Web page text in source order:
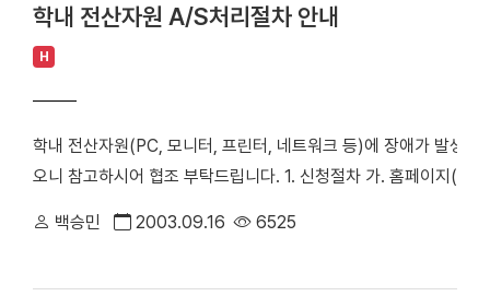
학내 전산자원 A/S처리절차 안내
H
학내 전산자원(PC, 모니터, 프린터, 네트워크 등)에 장애가 발생
오니 참고하시어 협조 부탁드립니다. 1. 신청절차 가. 홈페이지
리신청. ※ 단, 수리신청대상(PC, 모니터, 프린터 등)은 학교비품
백승민 2003.09.16 6525